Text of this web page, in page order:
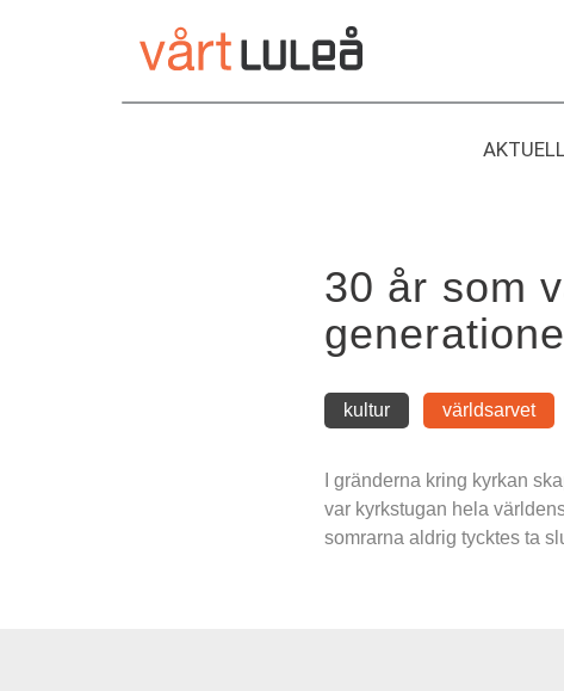
30 år som
kultur världsarvet
I gränderna kring kyrkan
var kyrkstugan hela
somrarna aldrig tycktes ta